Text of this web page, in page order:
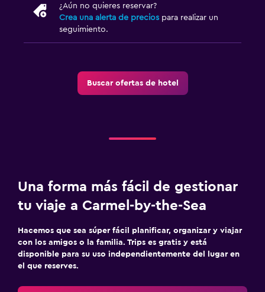
¿Aún no quieres reservar?
Crea una alerta de precios para realizar un
seguimiento.
Buscar ofertas de hotel
Una forma más fácil de gestionar
tu viaje a Carmel-by-the-Sea
Hacemos que sea súper fácil planificar, organizar y viajar
con los amigos o la familia. Trips es gratis y está
disponible para su uso independientemente del lugar en
el que reserves.